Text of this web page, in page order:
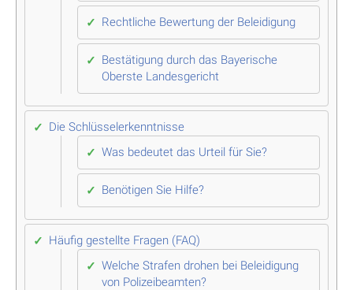
Rechtliche Bewertung der Beleidigung
Bestätigung durch das Bayerische
Oberste Landesgericht
Die Schlüsselerkenntnisse
Was bedeutet das Urteil für Sie?
Benötigen Sie Hilfe?
Häufig gestellte Fragen (FAQ)
Welche Strafen drohen bei Beleidigung
von Polizeibeamten?